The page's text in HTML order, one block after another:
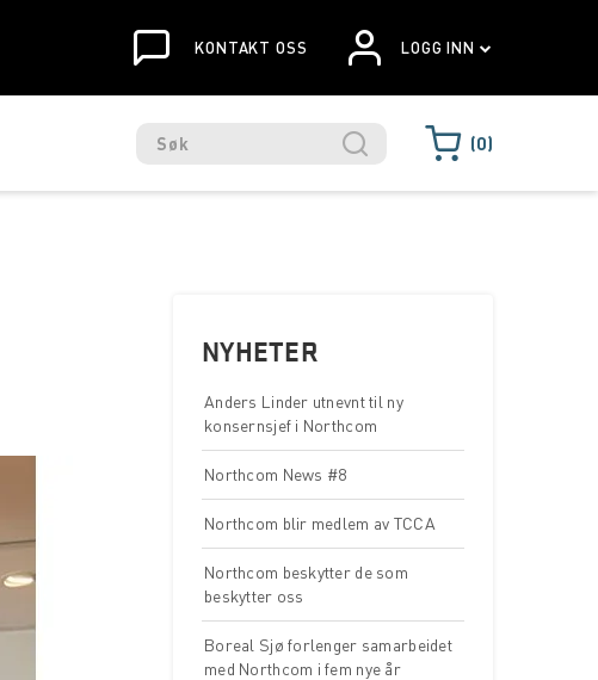
KONTAKT OSS LOGG INN
0
NYHETER
Anders Linder utnevnt til ny
konsernsjef i Northcom
Northcom News #8
Northcom blir medlem av TCCA
Northcom beskytter de som
beskytter oss
Boreal Sjø forlenger samarbeidet
med Northcom i fem nye år